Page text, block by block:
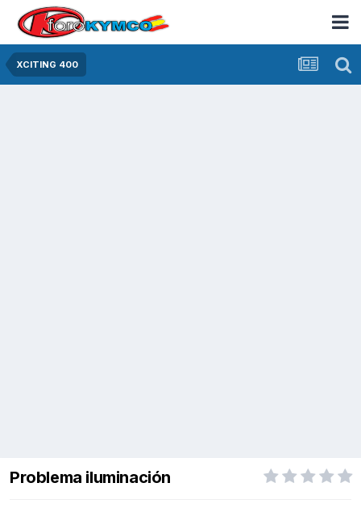
XCITING 400
Problema iluminación